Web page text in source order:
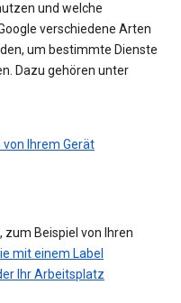
und welche
verschiedene Arten
um bestimmte Dienste
Dazu gehören unter
Ihrem Gerät
, zum Beispiel von Ihren
mit einem Label
Ihr Arbeitsplatz